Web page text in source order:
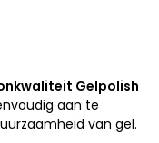
Gelpolish
aan te
van gel.